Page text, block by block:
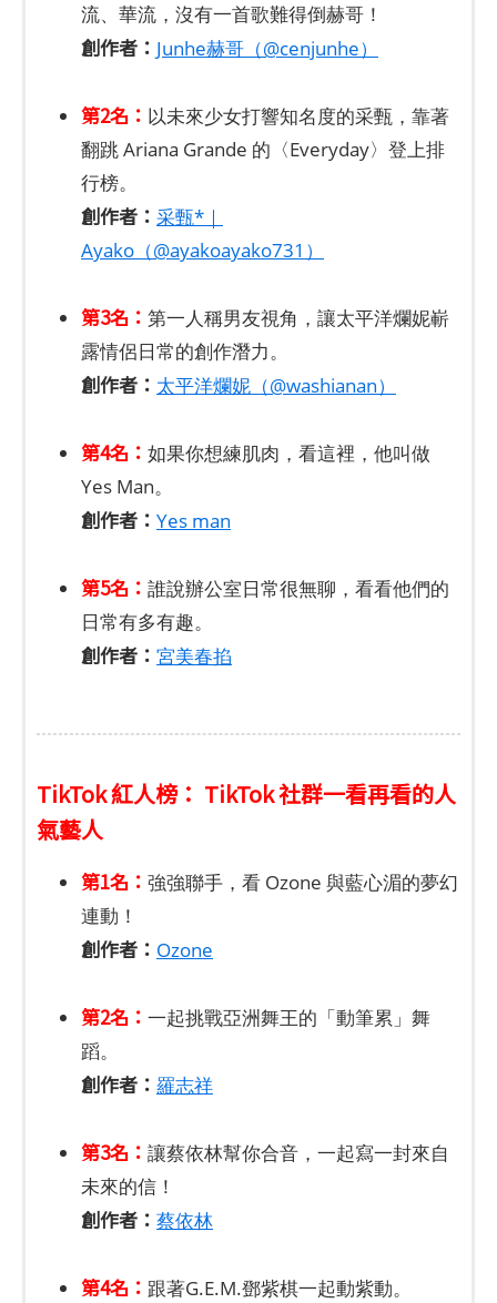
流、華流，沒有一首歌難得倒赫哥！
創作者： Junhe赫哥（@cenjunhe）
第2名： 以未來少女打響知名度的采甄，靠著
翻跳 Ariana Grande 的〈Everyday〉登上排
行榜。
創作者： 采甄*｜
Ayako（@ayakoayako731）
第3名： 第一人稱男友視角，讓太平洋爛妮嶄
露情侶日常的創作潛力。
創作者： 太平洋爛妮（@washianan）
第4名： 如果你想練肌肉，看這裡，他叫做
Yes Man。
創作者： Yes man
第5名： 誰說辦公室日常很無聊，看看他們的
日常有多有趣。
創作者： 宮美春掐
TikTok 紅人榜： TikTok 社群一看再看的人
氣藝人
第1名： 強強聯手，看 Ozone 與藍心湄的夢幻
連動！
創作者： Ozone
第2名： 一起挑戰亞洲舞王的「動筆累」舞
蹈。
創作者： 羅志祥
第3名： 讓蔡依林幫你合音，一起寫一封來自
未來的信！
創作者： 蔡依林
第4名： 跟著G.E.M.鄧紫棋一起動紫動。